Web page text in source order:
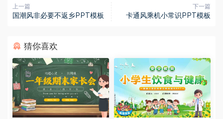
上一篇
国潮风非必要不返乡PPT模板
下一篇
卡通风乘机小常识PPT模板
猜你喜欢